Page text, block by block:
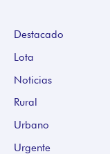
Destacado
Lota
Noticias
Rural
Urbano
Urgente